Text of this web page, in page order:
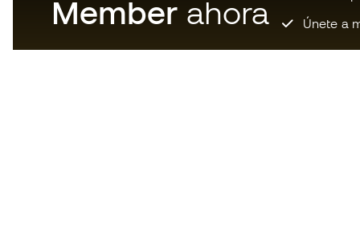
Member ahora
Únete a